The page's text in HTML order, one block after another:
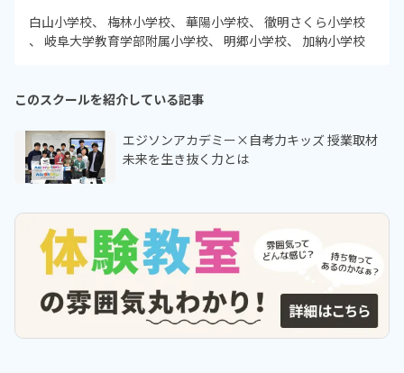
白山小学校 梅林小学校 華陽小学校
徹明さくら小学校
岐阜大学教育学部附属小学校
明郷小学校 加納小学校
このスクールを紹介している記事
エジソンアカデミー×自考力キッズ 授業取材
未来を生き抜く力とは